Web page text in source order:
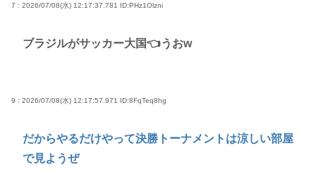
7 : 2026/07/08(水) 12:17:37.781 ID:PHz1Olzni
ブラジルがサッカー大国👈うおw
9 : 2026/07/08(水) 12:17:57.971 ID:8FqTeq8hg
だからやるだけやって決勝トーナメントは涼しい部屋
で見ようぜ